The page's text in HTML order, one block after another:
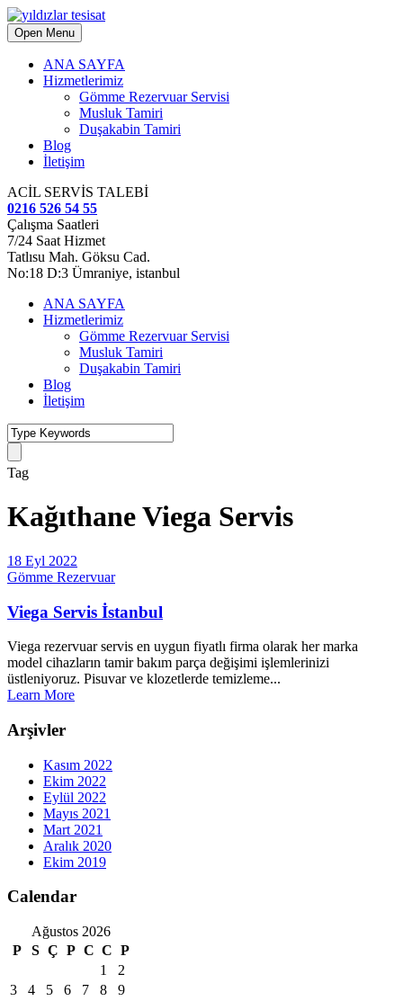
Open Menu
ANA SAYFA
Hizmetlerimiz
Gömme Rezervuar Servisi
Musluk Tamiri
Duşakabin Tamiri
Blog
İletişim
ACİL SERVİS TALEBİ
0216 526 54 55
Çalışma Saatleri
7/24 Saat Hizmet
Tatlısu Mah. Göksu Cad.
No:18 D:3 Ümraniye, istanbul
ANA SAYFA
Hizmetlerimiz
Gömme Rezervuar Servisi
Musluk Tamiri
Duşakabin Tamiri
Blog
İletişim
Tag
Kağıthane Viega Servis
18 Eyl 2022
Gömme Rezervuar
Viega Servis İstanbul
Viega rezervuar servis en uygun fiyatlı firma olarak her marka
model cihazların tamir bakım parça değişimi işlemlerinizi
üstleniyoruz. Pisuvar ve klozetlerde temizleme...
Learn More
Arşivler
Kasım 2022
Ekim 2022
Eylül 2022
Mayıs 2021
Mart 2021
Aralık 2020
Ekim 2019
Calendar
Ağustos 2026
P
S Ç P C C P
1
2
3
4 5 6 7 8
9